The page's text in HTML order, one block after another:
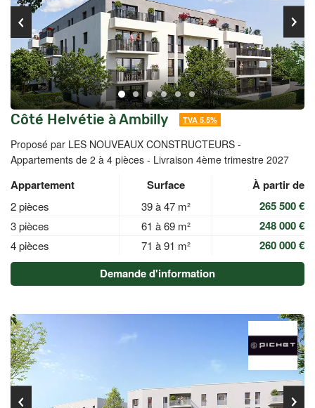
Côté Helvétie à Ambilly TVA 5.5%
Proposé par LES NOUVEAUX CONSTRUCTEURS -
Appartements de 2 à 4 pièces - Livraison 4ème trimestre 2027
Appartement Surface À partir de
2 pièces 39 à 47 m² 265 500 €
3 pièces 61 à 69 m² 248 000 €
4 pièces 71 à 91 m²
260 000 €
Demande d'information